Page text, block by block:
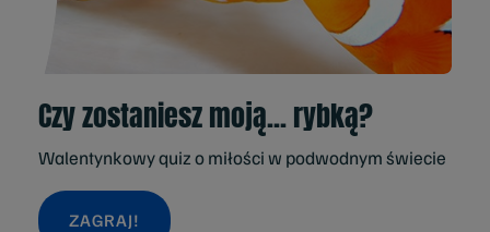
Czy zostaniesz moją... rybką?
Walentynkowy quiz o miłości w podwodnym świecie
ZAGRAJ!